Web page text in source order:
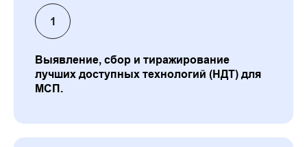
Выявление, сбор и тиражирование
лучших доступных технологий (НДТ) для
МСП.